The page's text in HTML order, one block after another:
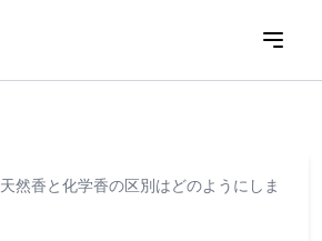
天然香と化学香の区別はどのようにしま